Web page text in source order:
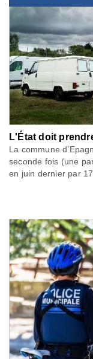
L'État doit
La commune
seconde fois (une
en juin dernier par